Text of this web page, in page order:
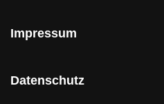
Impressum
Datenschutz